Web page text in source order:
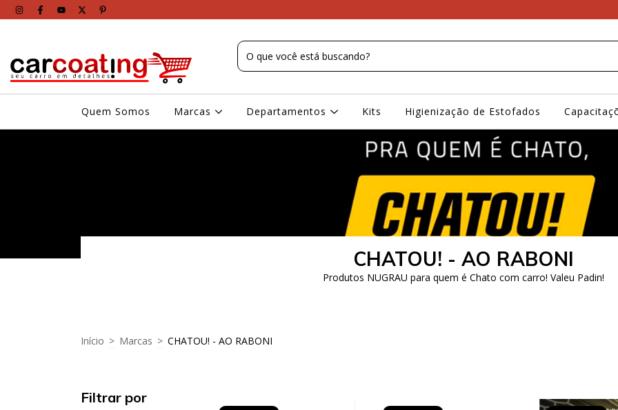
Quem Somos Marcas Departamentos Kits Higienização de Estofados
CHATOU! - AO RABONI
Produtos NUGRAU para quem é Chato com carro! Valeu Padin!
Início > Marcas > CHATOU! - AO RABONI
Filtrar por